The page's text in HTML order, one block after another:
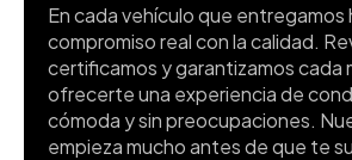
En cada vehículo que entregamos
compromiso real con la calidad.
certificamos y garantizamos cada
ofrecerte una experiencia de
cómoda y sin preocupaciones.
empieza mucho antes de que te